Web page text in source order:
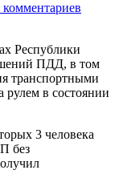
ПДД, в том
транспортными
рулем в состоянии
3 человека
без